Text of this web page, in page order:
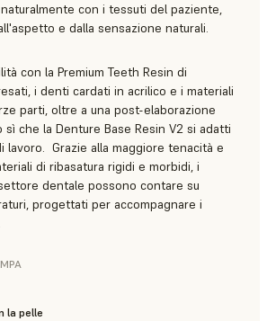
con i tessuti del paziente,
e dalla sensazione naturali.
con la Premium Teeth Resin di
i denti cardati in acrilico e i materiali
parti, oltre a una post-elaborazione
che la Denture Base Resin V2 si adatti
lavoro. Grazie alla maggiore tenacità e
di ribasatura rigidi e morbidi, i
dentale possono contare su
progettati per accompagnare i
la pelle